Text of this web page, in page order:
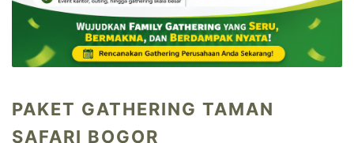
PAKET GATHERING TAMAN
SAFARI BOGOR